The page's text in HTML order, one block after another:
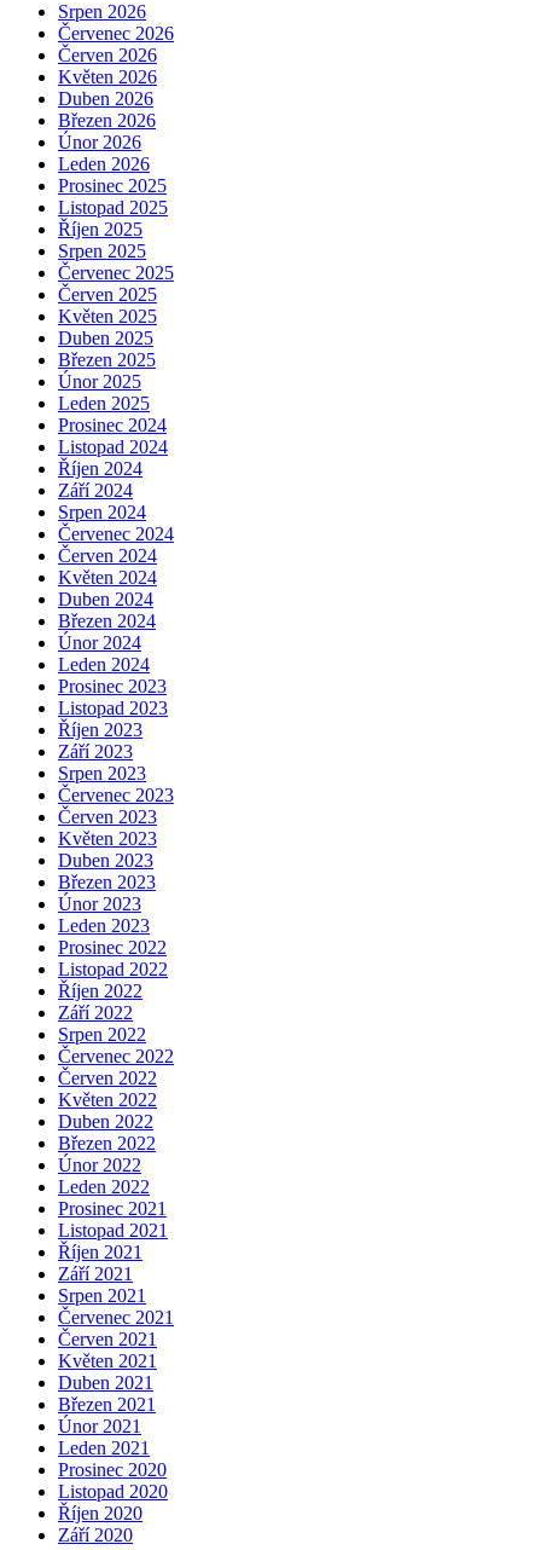
Srpen 2026
Červenec 2026
Červen 2026
Květen 2026
Duben 2026
Březen 2026
Únor 2026
Leden 2026
Prosinec 2025
Listopad 2025
Říjen 2025
Srpen 2025
Červenec 2025
Červen 2025
Květen 2025
Duben 2025
Březen 2025
Únor 2025
Leden 2025
Prosinec 2024
Listopad 2024
Říjen 2024
Září 2024
Srpen 2024
Červenec 2024
Červen 2024
Květen 2024
Duben 2024
Březen 2024
Únor 2024
Leden 2024
Prosinec 2023
Listopad 2023
Říjen 2023
Září 2023
Srpen 2023
Červenec 2023
Červen 2023
Květen 2023
Duben 2023
Březen 2023
Únor 2023
Leden 2023
Prosinec 2022
Listopad 2022
Říjen 2022
Září 2022
Srpen 2022
Červenec 2022
Červen 2022
Květen 2022
Duben 2022
Březen 2022
Únor 2022
Leden 2022
Prosinec 2021
Listopad 2021
Říjen 2021
Září 2021
Srpen 2021
Červenec 2021
Červen 2021
Květen 2021
Duben 2021
Březen 2021
Únor 2021
Leden 2021
Prosinec 2020
Listopad 2020
Říjen 2020
Září 2020